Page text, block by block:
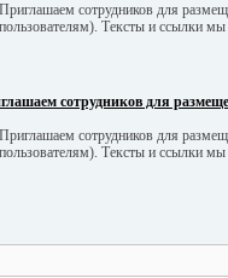
Приглашаем сотрудников для
пользователям). Тексты и ссылки
сотрудников для
Приглашаем сотрудников для
пользователям). Тексты и ссылки